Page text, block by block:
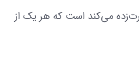
گرگ و میش که عاشقان را حیرت‌زده می‌کند است که هر یک از